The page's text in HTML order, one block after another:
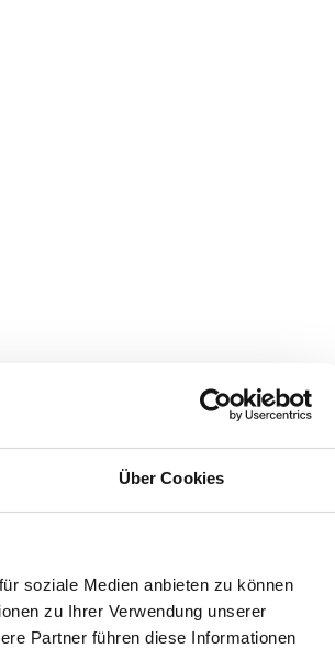
Über Cookies
soziale Medien anbieten zu können
zu Ihrer Verwendung unserer
Partner führen diese Informationen